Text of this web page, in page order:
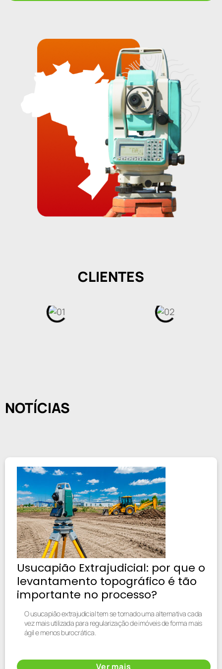
CLIENTES
NOTÍCIAS
Usucapião Extrajudicial: por que o
levantamento topográfico é tão
importante no processo?
O usucapião extrajudicial tem se tornado uma alternativa cada
vez mais utilizada para regularização de imóveis de forma mais
ágil e menos burocrática.
Ver mais